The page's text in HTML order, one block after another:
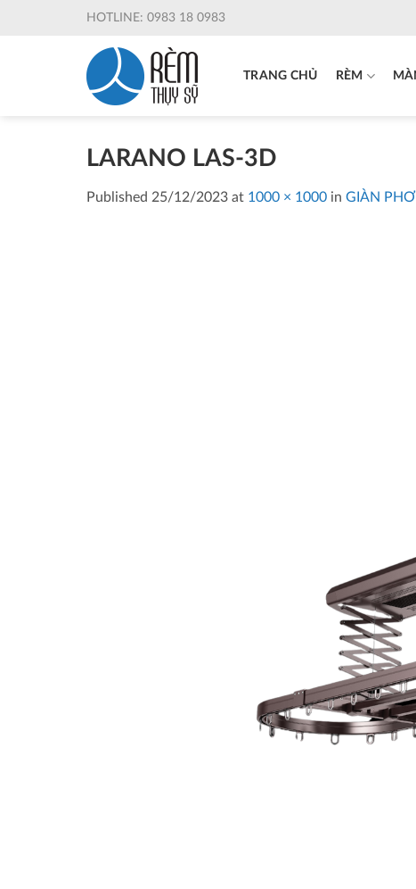
HOTLINE: 0983 18 0983
TRANG CHỦ RÈM
LARANO LAS-3D
Published 25/12/2023 at 1000 × 1000 in GIÀN